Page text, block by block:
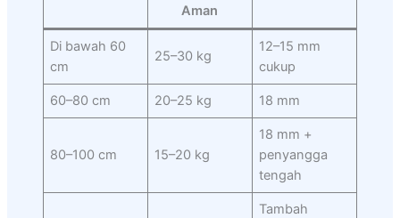
Aman
Di bawah 60
cm
25–30 kg
12–15 mm
cukup
60–80 cm 20–25 kg 18 mm
80–100 cm 15–20 kg
18 mm +
penyangga
tengah
Tambah